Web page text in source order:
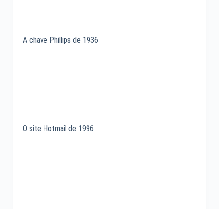
A chave Phillips de 1936
O site Hotmail de 1996